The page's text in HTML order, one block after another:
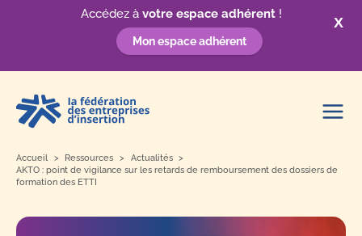
X
Accédez à votre espace adhérent!
Mon espace adhérent
contenu
Accueil Ressources
Actualités
AKTO : point de vigilance sur les retards de remboursement des dossiers de
formation des ETTI